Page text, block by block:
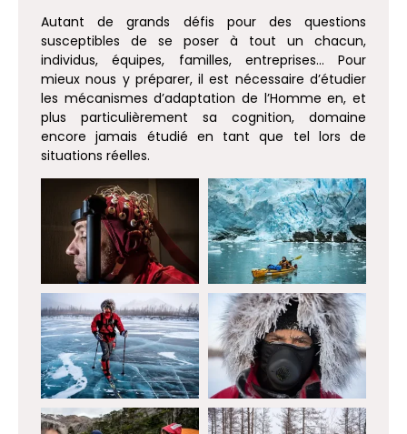
Autant de grands défis pour des questions
susceptibles de se poser à tout un chacun,
individus, équipes, familles, entreprises… Pour
mieux nous y préparer, il est nécessaire d’étudier
les mécanismes d’adaptation de l’Homme en, et
plus particulièrement sa cognition, domaine
encore jamais étudié en tant que tel lors de
situations réelles.